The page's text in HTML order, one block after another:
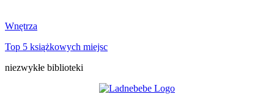
Wnętrza
Top 5 książkowych miejsc
niezwykłe biblioteki